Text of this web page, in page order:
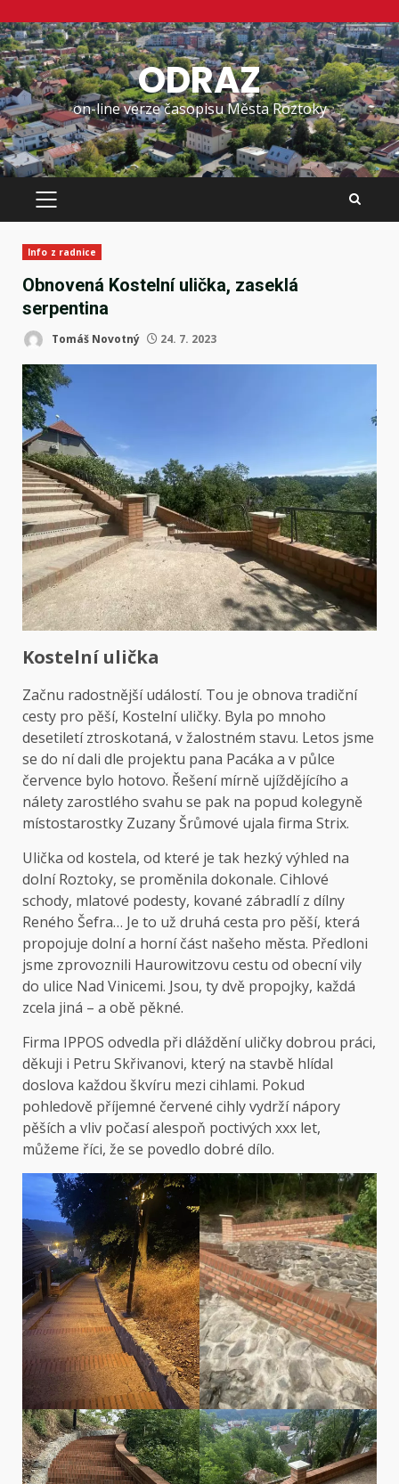
Skip
to
content
ODRAZ
on-line verze časopisu Města Roztoky
PRIMARY
Info z radnice
Obnovená Kostelní ulička, zaseklá
serpentina
Tomáš Novotný 24. 7. 2023
Kostelní ulička
Začnu radostnější událostí. Tou je obnova tradiční
cesty pro pěší, Kostelní uličky. Byla po mnoho
desetiletí ztroskotaná, v žalostném stavu. Letos jsme
se do ní dali dle projektu pana Pacáka a v půlce
července bylo hotovo. Řešení mírně ujíždějícího a
nálety zarostlého svahu se pak na popud kolegyně
místostarostky Zuzany Šrůmové ujala firma Strix.
Ulička od kostela, od které je tak hezký výhled na
dolní Roztoky, se proměnila dokonale. Cihlové
schody, mlatové podesty, kované zábradlí z dílny
Reného Šefra… Je to už druhá cesta pro pěší, která
propojuje dolní a horní část našeho města. Předloni
jsme zprovoznili Haurowitzovu cestu od obecní vily
do ulice Nad Vinicemi. Jsou, ty dvě propojky, každá
zcela jiná – a obě pěkné.
Firma IPPOS odvedla při dláždění uličky dobrou práci,
děkuji i Petru Skřivanovi, který na stavbě hlídal
doslova každou škvíru mezi cihlami. Pokud
pohledově příjemné červené cihly vydrží nápory
pěších a vliv počasí alespoň poctivých xxx let,
můžeme říci, že se povedlo dobré dílo.